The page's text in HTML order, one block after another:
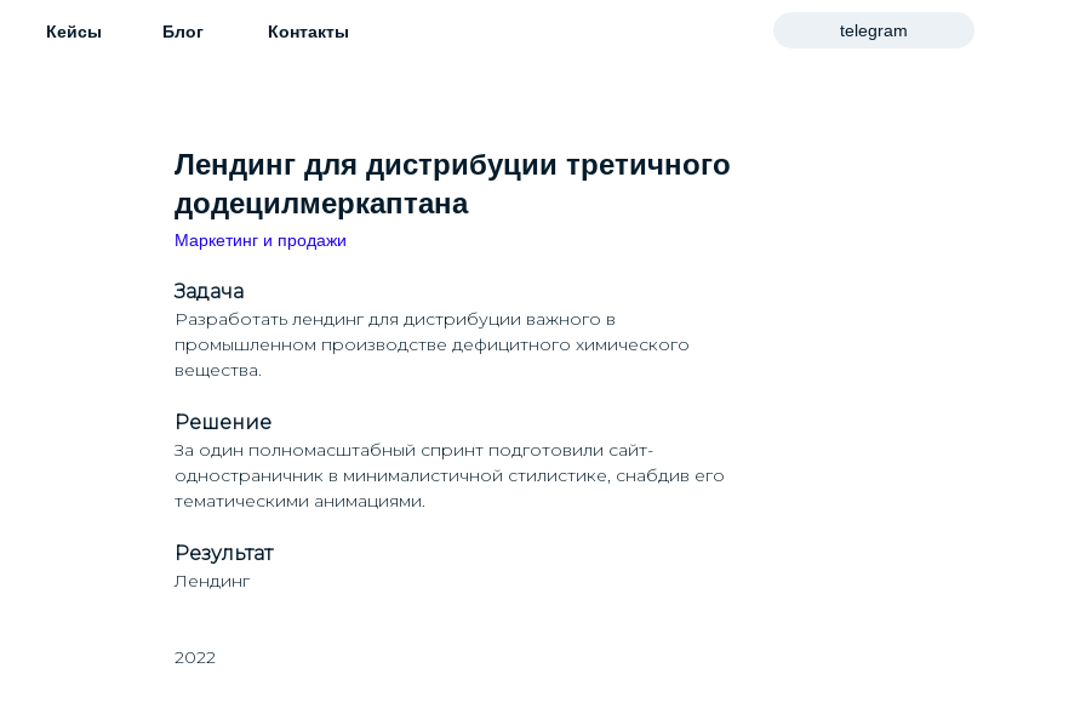
Кейсы Блог Контакты telegram
Лендинг для дистрибуции третичного
додецилмеркаптана
Маркетинг и продажи
Задача
Разработать лендинг для дистрибуции важного в
промышленном производстве дефицитного химического
вещества.
Решение
За один полномасштабный спринт подготовили сайт-
одностраничник в минималистичной стилистике, снабдив его
тематическими анимациями.
Результат
Лендинг
2022